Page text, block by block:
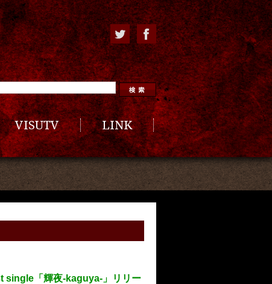
VISUTV LINK
single「輝夜-kaguya-」リリー